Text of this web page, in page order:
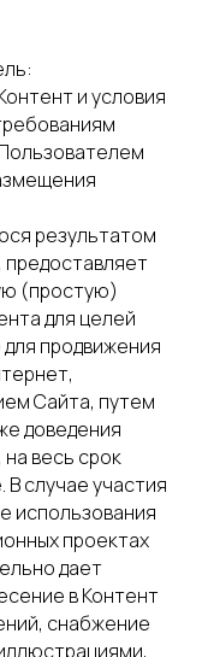
и условия
результатом
(простую)
для целей
продвижения
Сайта, путем
доведения
весь срок
случае участия
использования
проектах
дает
в Контент
снабжение